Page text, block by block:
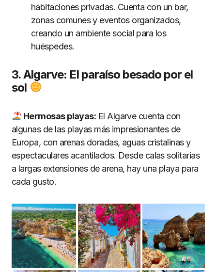
habitaciones privadas. Cuenta con un bar,
zonas comunes y eventos organizados,
creando un ambiente social para los
huéspedes.
3. Algarve: El paraíso besado por el
sol
Hermosas playas: El Algarve cuenta con
algunas de las playas más impresionantes de
Europa, con arenas doradas, aguas cristalinas y
espectaculares acantilados. Desde calas solitarias
a largas extensiones de arena, hay una playa para
cada gusto.